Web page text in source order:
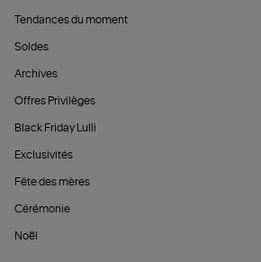
Tendances du moment
Soldes
Archives
Offres Privilèges
Black Friday Lulli
Exclusivités
Fête des mères
Cérémonie
Noël